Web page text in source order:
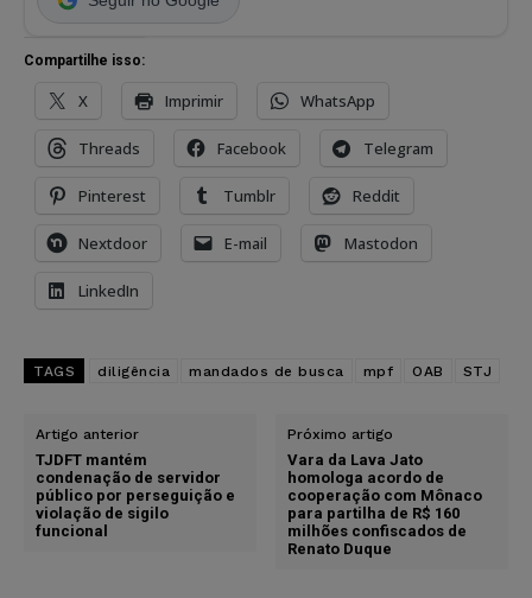
Compartilhe isso:
X Imprimir WhatsApp
Threads Facebook Telegram
Pinterest Tumblr Reddit
Nextdoor E-mail Mastodon
LinkedIn
TAGS diligência mandados de busca mpf OAB STJ
Artigo anterior
TJDFT mantém
condenação de servidor
público por perseguição e
violação de sigilo
funcional
Próximo artigo
Vara da Lava Jato
homologa acordo de
cooperação com Mônaco
para partilha de R$ 160
milhões confiscados de
Renato Duque